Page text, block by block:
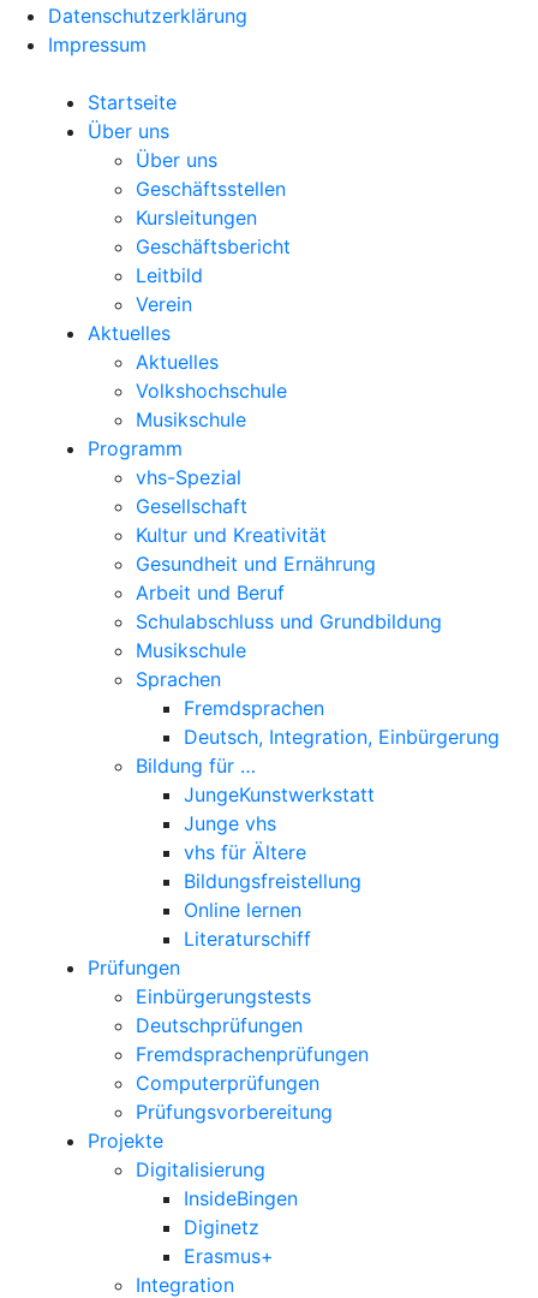
Datenschutzerklärung
Impressum
Startseite
Über uns
Über uns
Geschäftsstellen
Kursleitungen
Geschäftsbericht
Leitbild
Verein
Aktuelles
Aktuelles
Volkshochschule
Musikschule
Programm
vhs-Spezial
Gesellschaft
Kultur und Kreativität
Gesundheit und Ernährung
Arbeit und Beruf
Schulabschluss und Grundbildung
Musikschule
Sprachen
Fremdsprachen
Deutsch, Integration, Einbürgerung
Bildung für …
JungeKunstwerkstatt
Junge vhs
vhs für Ältere
Bildungsfreistellung
Online lernen
Literaturschiff
Prüfungen
Einbürgerungstests
Deutschprüfungen
Fremdsprachenprüfungen
Computerprüfungen
Prüfungsvorbereitung
Projekte
Digitalisierung
InsideBingen
Diginetz
Erasmus+
Integration